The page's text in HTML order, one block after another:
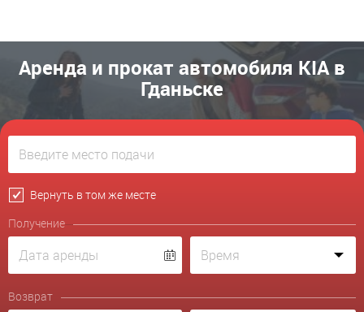
Аренда и прокат автомобиля KIA в
Гданьске
Вернуть в том же месте
Получение
Возврат